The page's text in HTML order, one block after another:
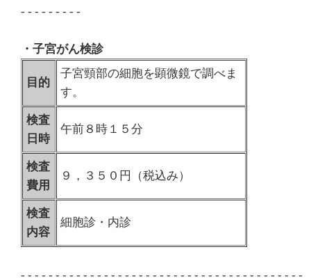
- - - - - - - - -
・子宮がん検診
目的
子宮頸部の細胞を顕微鏡で調べま
す。
検査
日時
午前８時１５分
検査
費用
９，３５０円（税込み）
検査
内容
細胞診・内診
- - - - - - - - - - - - - - - - - - - - - - - - - - - - - - - - - - - - - - - - -